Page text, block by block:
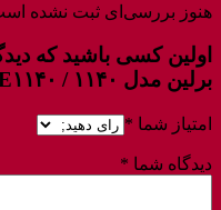
هنوز بررسی‌ای ثبت نشده
اولین کسی باشید که
برلین مدل ۱۱۴۰ / BERLIN BE۱۱۴۰”
امتیاز شما *
دیدگاه شما *